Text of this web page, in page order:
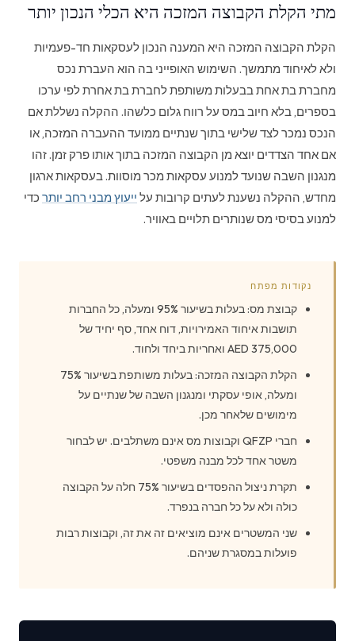
מתי הקלת הקבוצה המזכה היא הכלי הנכון יותר
הקלת הקבוצה המזכה היא המענה הנכון לעסקאות חד-פעמיות
ולא לאיחוד מתמשך. השימוש האופייני בה הוא העברת נכס
מחברת בת אחת בבעלות משותפת לחברת בת אחרת לפי ערכו
בספרים, בלא חיוב במס על רווח גלום כלשהו. ההקלה נשללת אם
הנכס נמכר לצד שלישי בתוך שנתיים ממועד ההעברה המזכה, או
אם אחד הצדדים יוצא מן הקבוצה המזכה בתוך אותו פרק זמן. זהו
מנגנון השבה שנועד למנוע עסקאות מכר מוסוות. בעסקאות ארגון
מחדש, ההקלה נשענת לעתים קרובות על ייעוץ מבני רחב יותר כדי
למנוע בסיסי מס שנותרים תלויים באוויר.
נקודות מפתח
קבוצת מס: בעלות בשיעור 95% ומעלה, כל החברות
תושבות איחוד האמירויות, דוח אחד, סף יחיד של
375,000 AED ואחריות ביחד ולחוד.
הקלת הקבוצה המזכה: בעלות משותפת בשיעור 75%
ומעלה, אופי עסקתי ומנגנון השבה של שנתיים על
מימושים שלאחר מכן.
חברי QFZP וקבוצות מס אינם משתלבים. יש לבחור
משטר אחד לכל מבנה משפטי.
תקרת ניצול ההפסדים בשיעור 75% חלה על הקבוצה
כולה ולא על כל חברה בנפרד.
שני המשטרים אינם מוציאים זה את זה, וקבוצות רבות
פועלות במסגרת שניהם.